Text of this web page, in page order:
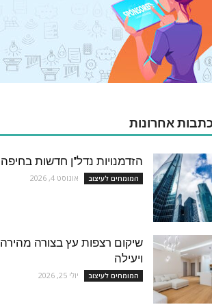
אחרונות
הזדמנויות נדל"ן חדשות בחיפה
המומחים לעיצוב אוגוסט 4, 2026
שיקום רצפות עץ בצורה מהירה
ויעילה
המומחים לעיצוב יולי 25, 2026